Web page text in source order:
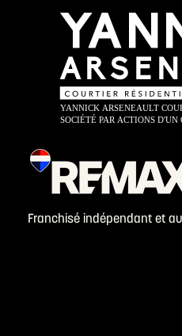
Franchisé indépendant et